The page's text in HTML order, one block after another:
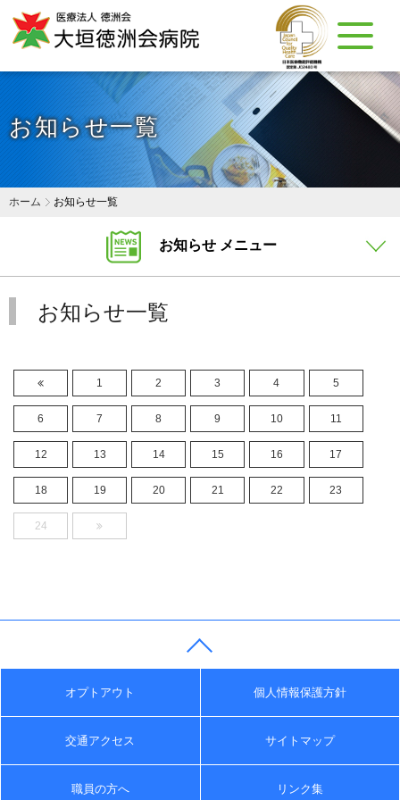
お知らせ一覧
ホーム お知らせ一覧
お知らせ一覧
1 2 3 4 5
6 7 8 9 10 11
12 13 14 15 16 17
18 19 20 21 22 23
24
お知らせ メニュー
オプトアウト 個人情報保護方針
交通アクセス サイトマップ
職員の方へ リンク集